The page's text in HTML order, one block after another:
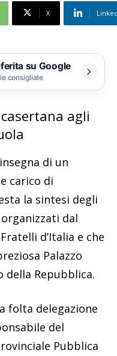
X
su Google
consigliate
agli
di un
carico di
la sintesi degli
dal
d’Italia e che
Palazzo
della Repubblica.
folta delegazione
del
Pubblica